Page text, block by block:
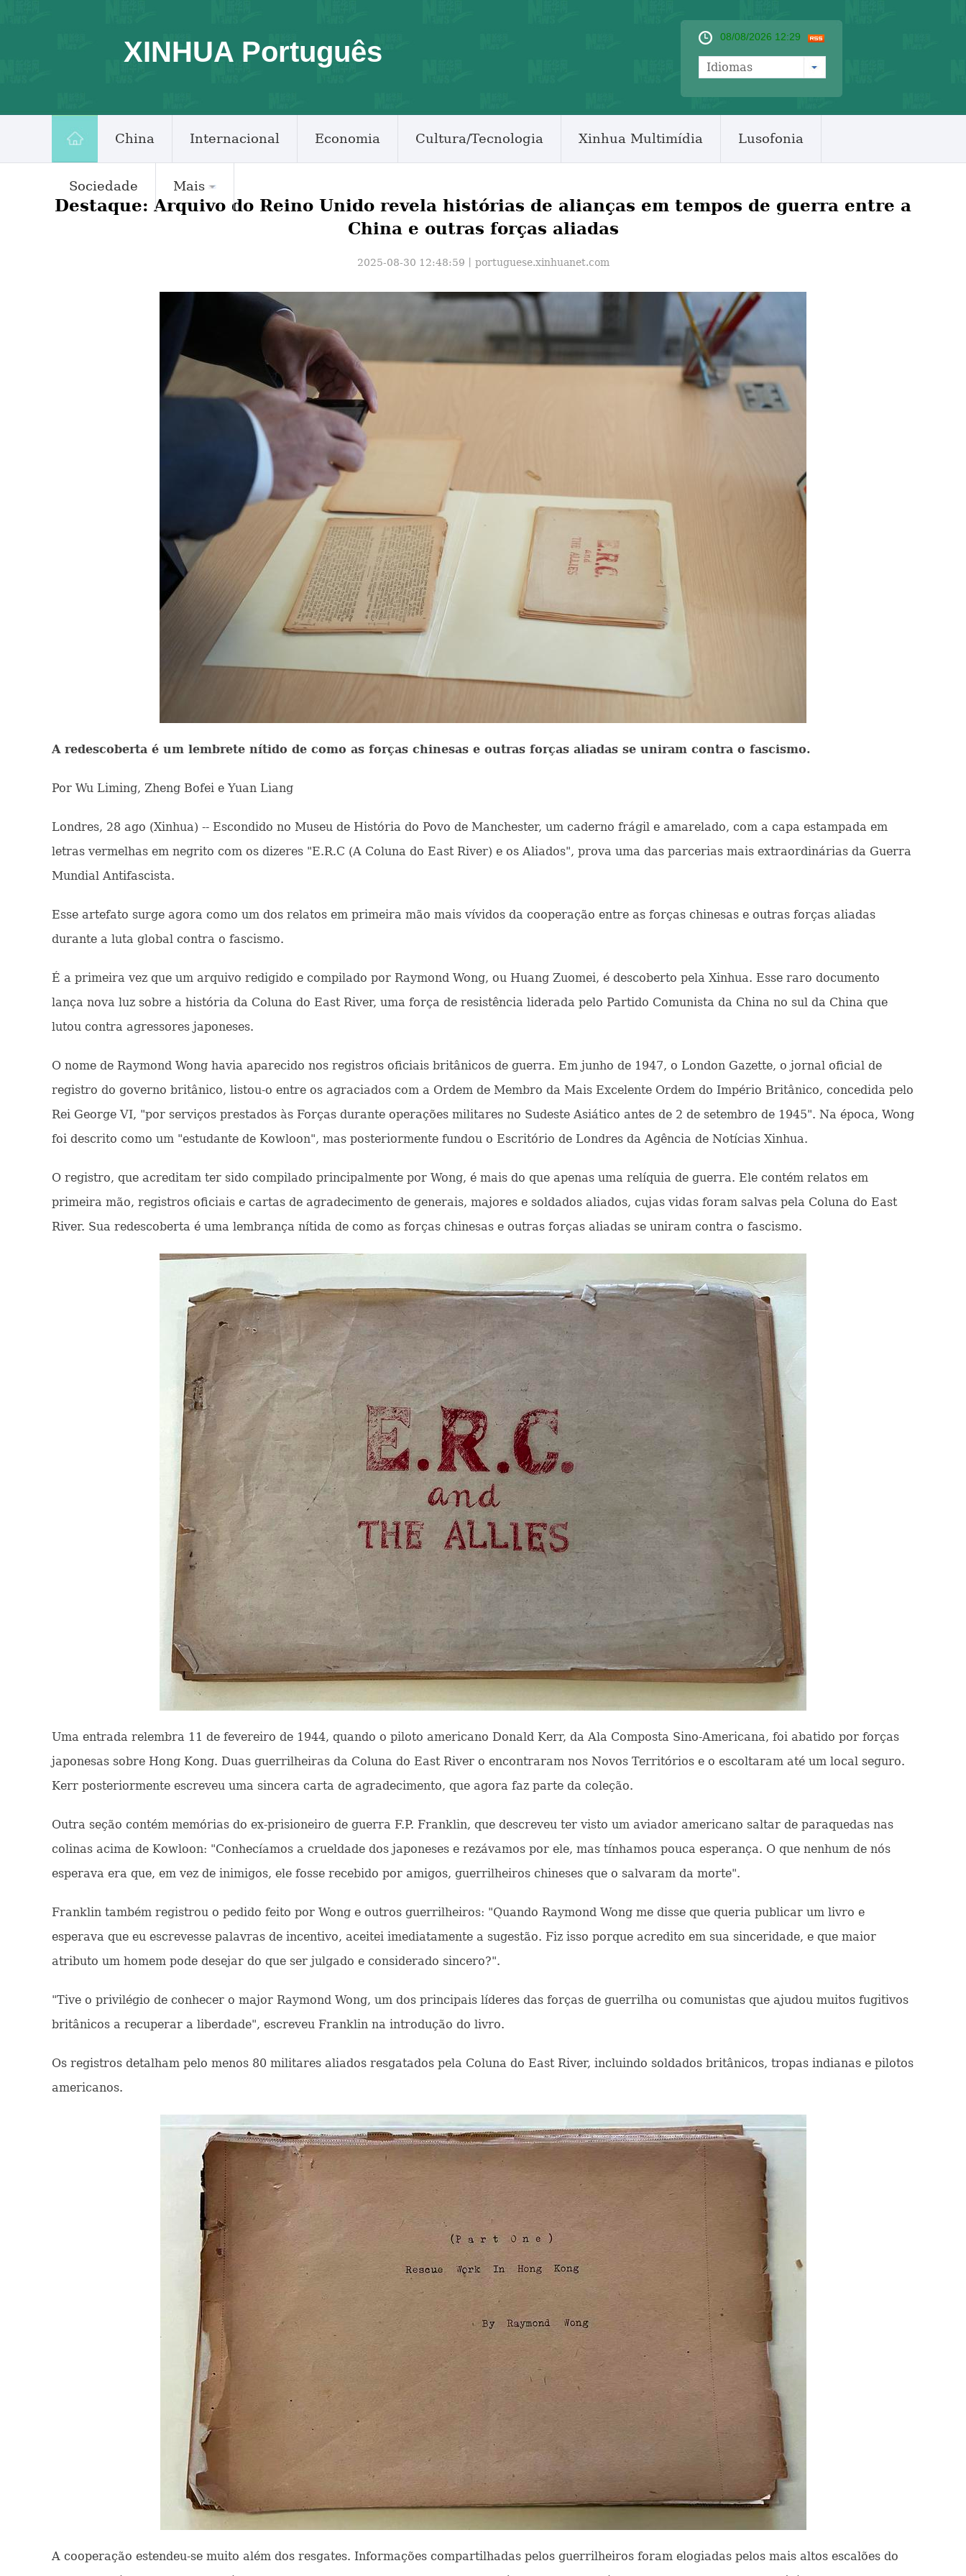
XINHUA Português 08/08/2026 12:29
Idiomas
China Internacional Economia Cultura/Tecnologia Xinhua Multimídia Lusofonia
Sociedade Mais
Destaque: Arquivo do Reino Unido revela histórias de alianças em tempos de guerra entre a
China e outras forças aliadas
2025-08-30 12:48:59丨 portuguese.xinhuanet.com
A redescoberta é um lembrete nítido de como as forças chinesas e outras forças aliadas se uniram contra o fascismo.
Por Wu Liming, Zheng Bofei e Yuan Liang
Londres, 28 ago (Xinhua) -- Escondido no Museu de História do Povo de Manchester, um caderno frágil e amarelado, com a capa estampada em
letras vermelhas em negrito com os dizeres "E.R.C (A Coluna do East River) e os Aliados", prova uma das parcerias mais extraordinárias da Guerra
Mundial Antifascista.
Esse artefato surge agora como um dos relatos em primeira mão mais vívidos da cooperação entre as forças chinesas e outras forças aliadas
durante a luta global contra o fascismo.
É a primeira vez que um arquivo redigido e compilado por Raymond Wong, ou Huang Zuomei, é descoberto pela Xinhua. Esse raro documento
lança nova luz sobre a história da Coluna do East River, uma força de resistência liderada pelo Partido Comunista da China no sul da China que
lutou contra agressores japoneses.
O nome de Raymond Wong havia aparecido nos registros oficiais britânicos de guerra. Em junho de 1947, o London Gazette, o jornal oficial de
registro do governo britânico, listou-o entre os agraciados com a Ordem de Membro da Mais Excelente Ordem do Império Britânico, concedida pelo
Rei George VI, "por serviços prestados às Forças durante operações militares no Sudeste Asiático antes de 2 de setembro de 1945". Na época, Wong
foi descrito como um "estudante de Kowloon", mas posteriormente fundou o Escritório de Londres da Agência de Notícias Xinhua.
O registro, que acreditam ter sido compilado principalmente por Wong, é mais do que apenas uma relíquia de guerra. Ele contém relatos em
primeira mão, registros oficiais e cartas de agradecimento de generais, majores e soldados aliados, cujas vidas foram salvas pela Coluna do East
River. Sua redescoberta é uma lembrança nítida de como as forças chinesas e outras forças aliadas se uniram contra o fascismo.
Uma entrada relembra 11 de fevereiro de 1944, quando o piloto americano Donald Kerr, da Ala Composta Sino-Americana, foi abatido por forças
japonesas sobre Hong Kong. Duas guerrilheiras da Coluna do East River o encontraram nos Novos Territórios e o escoltaram até um local seguro.
Kerr posteriormente escreveu uma sincera carta de agradecimento, que agora faz parte da coleção.
Outra seção contém memórias do ex-prisioneiro de guerra F.P. Franklin, que descreveu ter visto um aviador americano saltar de paraquedas nas
colinas acima de Kowloon: "Conhecíamos a crueldade dos japoneses e rezávamos por ele, mas tínhamos pouca esperança. O que nenhum de nós
esperava era que, em vez de inimigos, ele fosse recebido por amigos, guerrilheiros chineses que o salvaram da morte".
Franklin também registrou o pedido feito por Wong e outros guerrilheiros: "Quando Raymond Wong me disse que queria publicar um livro e
esperava que eu escrevesse palavras de incentivo, aceitei imediatamente a sugestão. Fiz isso porque acredito em sua sinceridade, e que maior
atributo um homem pode desejar do que ser julgado e considerado sincero?".
"Tive o privilégio de conhecer o major Raymond Wong, um dos principais líderes das forças de guerrilha ou comunistas que ajudou muitos fugitivos
britânicos a recuperar a liberdade", escreveu Franklin na introdução do livro.
Os registros detalham pelo menos 80 militares aliados resgatados pela Coluna do East River, incluindo soldados britânicos, tropas indianas e pilotos
americanos.
A cooperação estendeu-se muito além dos resgates. Informações compartilhadas pelos guerrilheiros foram elogiadas pelos mais altos escalões do